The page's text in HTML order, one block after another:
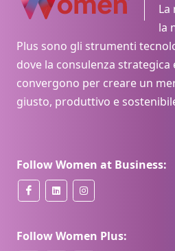
La
la
Plus sono gli strumenti
dove la consulenza strategica
convergono per creare un
giusto, produttivo e
Follow Women at Business:
Follow Women Plus: